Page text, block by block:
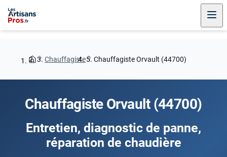
Chauffagiste Chauffagiste Orvault (44700)
Chauffagiste Orvault (44700)
Entretien, diagnostic de panne,
réparation de chaudière